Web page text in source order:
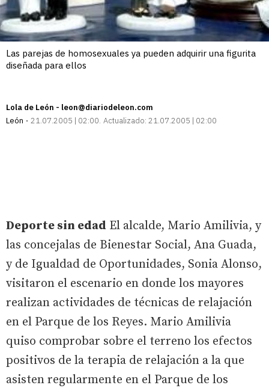
Las parejas de homosexuales ya pueden adquirir una figurita
diseñada para ellos
Lola de León - leon@diariodeleon.com
León
21.07.2005 | 02:00 Actualizado: 21.07.2005 | 02:00
Deporte sin edad El alcalde, Mario Amilivia, y
las concejalas de Bienestar Social, Ana Guada,
y de Igualdad de Oportunidades, Sonia Alonso,
visitaron el escenario en donde los mayores
realizan actividades de técnicas de relajación
en el Parque de los Reyes. Mario Amilivia
quiso comprobar sobre el terreno los efectos
positivos de la terapia de relajación a la que
asisten regularmente en el Parque de los